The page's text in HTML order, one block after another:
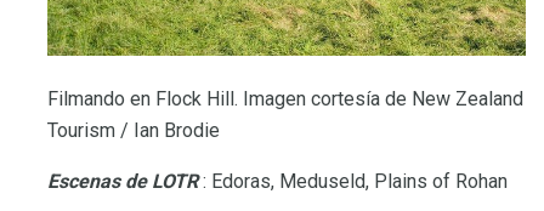
Filmando en Flock Hill. Imagen cortesía de New Zealand
Tourism / Ian Brodie
Escenas de LOTR: Edoras, Meduseld, Plains of Rohan